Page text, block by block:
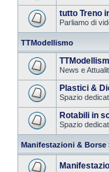
tutto Treno
Parliamo di
TTModellismo
News e
Plastici &
Spazio
Rotabili in
Spazio
Manifestazioni & Borse